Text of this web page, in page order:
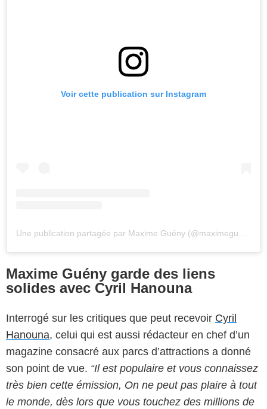
Voir cette publication sur Instagram
Maxime Guény garde des liens
solides avec Cyril Hanouna
Interrogé sur les critiques que peut recevoir Cyril
Hanouna, celui qui est aussi rédacteur en chef d’un
magazine consacré aux parcs d’attractions a donné
son point de vue. “Il est populaire et vous connaissez
très bien cette émission, On ne peut pas plaire à tout
le monde, dès lors que vous touchez des millions de